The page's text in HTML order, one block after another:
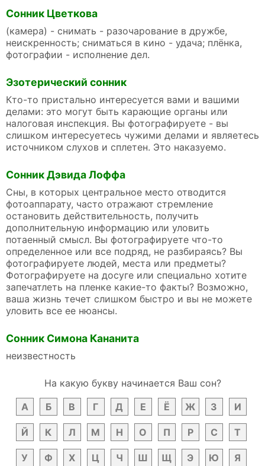
Сонник Цветкова
(камера) - снимать - разочарование в дружбе,
неискренность; сниматься в кино - удача; плёнка,
фотографии - исполнение дел.
Эзотерический сонник
Кто-то пристально интересуется вами и вашими
делами: это могут быть карающие органы или
налоговая инспекция. Вы фотографируете - вы
слишком интересуетесь чужими делами и являетесь
источником слухов и сплетен. Это наказуемо.
Сонник Дэвида Лоффа
Сны, в которых центральное место отводится
фотоаппарату, часто отражают стремление
остановить действительность, получить
дополнительную информацию или уловить
потаенный смысл. Вы фотографируете что-то
определенное или все подряд, не разбираясь? Вы
фотографируете людей, места или предметы?
Фотографируете на досуге или специально хотите
запечатлеть на пленке какие-то факты? Возможно,
ваша жизнь течет слишком быстро и вы не можете
уловить все ее нюансы.
Сонник Симона Кананита
неизвестность
На какую букву начинается Ваш сон?
А
Б В Г Д Е Ё Ж З И
Й К Л М Н О П Р С Т
У Ф Х Ц Ч Ш Щ Э Ю Я